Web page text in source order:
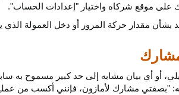
موقع شركاه واختيار "إعدادات الحساب".
بشأن مقدار حركة المرور أو دخل العمولة
أو أي بيان مشابه إلى حد كبير مسموح به
"بصفتي مشارك لأمازون، فإنني أكسب من